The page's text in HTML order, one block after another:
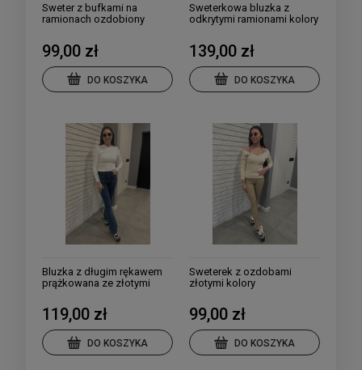
Sweter z bufkami na
ramionach ozdobiony
99,00 zł
DO KOSZYKA
Sweterkowa bluzka z
odkrytymi ramionami kolory
139,00 zł
DO KOSZYKA
Bluzka z długim rękawem
prążkowana ze złotymi
119,00 zł
DO KOSZYKA
Sweterek z ozdobami
złotymi kolory
99,00 zł
DO KOSZYKA